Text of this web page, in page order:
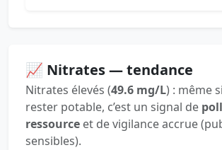
📈 Nitrates — tendance
Nitrates élevés (49.6 mg/L) : même
rester potable, c’est un signal de
ressource et de vigilance accrue
sensibles).